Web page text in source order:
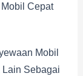
Cepat
Mobil
Lain Sebagai